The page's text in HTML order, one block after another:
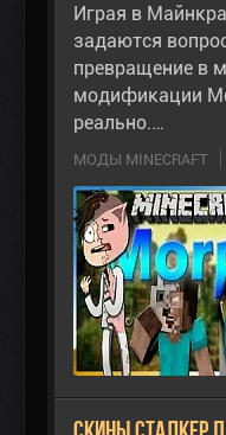
Играя в
задаются
превращение в
модификации
реально.…
МОДЫ MINECRAFT